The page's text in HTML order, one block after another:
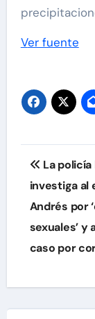
Ver fuente
de
La
investiga al
Andrés por
sexuales’ y
caso por